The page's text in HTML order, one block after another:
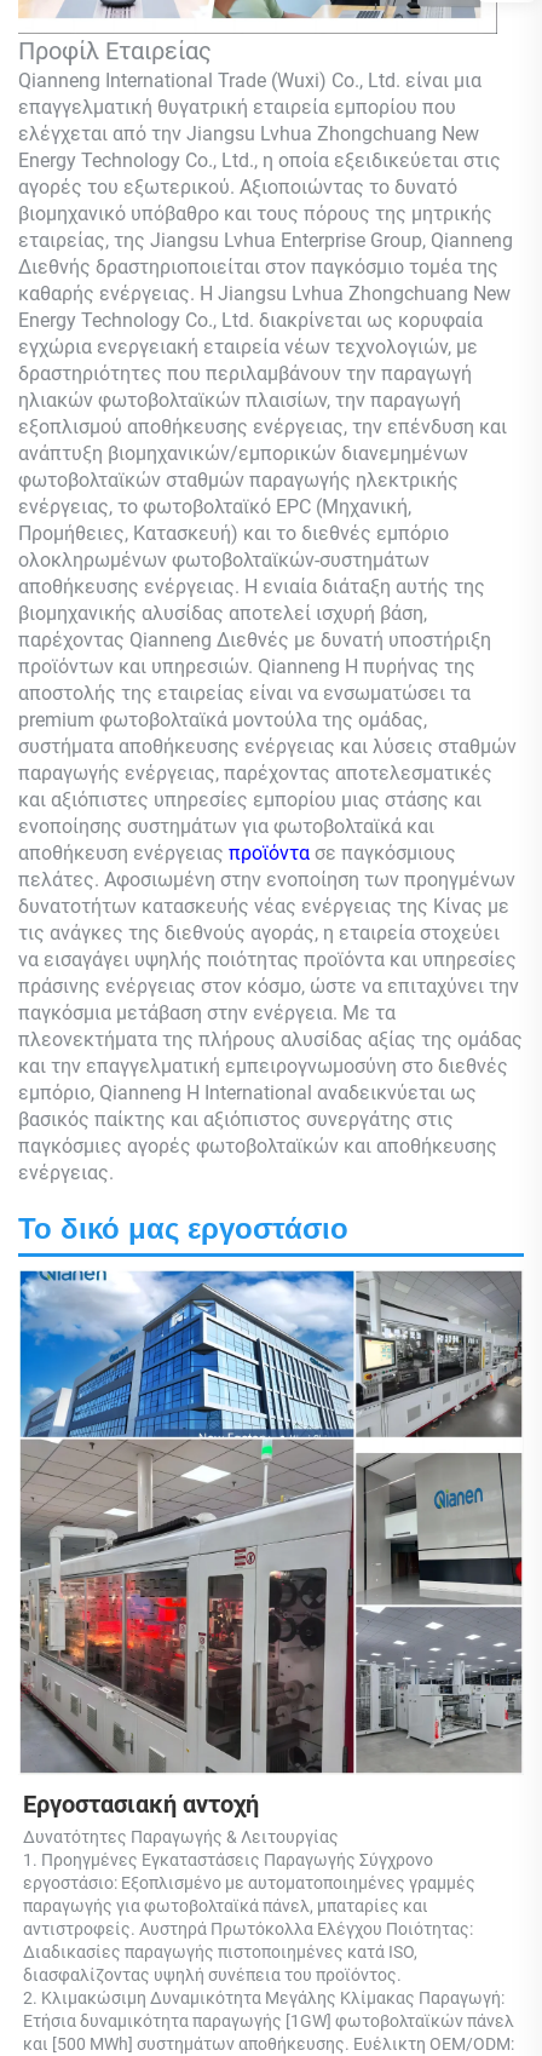
Προφίλ Εταιρείας
Qianneng International Trade (Wuxi) Co., Ltd. είναι μια
επαγγελματική θυγατρική εταιρεία εμπορίου που
ελέγχεται από την Jiangsu Lvhua Zhongchuang New
Energy Technology Co., Ltd., η οποία εξειδικεύεται στις
αγορές του εξωτερικού. Αξιοποιώντας το δυνατό
βιομηχανικό υπόβαθρο και τους πόρους της μητρικής
εταιρείας, της Jiangsu Lvhua Enterprise Group, Qianneng
Διεθνής δραστηριοποιείται στον παγκόσμιο τομέα της
καθαρής ενέργειας. Η Jiangsu Lvhua Zhongchuang New
Energy Technology Co., Ltd. διακρίνεται ως κορυφαία
εγχώρια ενεργειακή εταιρεία νέων τεχνολογιών, με
δραστηριότητες που περιλαμβάνουν την παραγωγή
ηλιακών φωτοβολταϊκών πλαισίων, την παραγωγή
εξοπλισμού αποθήκευσης ενέργειας, την επένδυση και
ανάπτυξη βιομηχανικών/εμπορικών διανεμημένων
φωτοβολταϊκών σταθμών παραγωγής ηλεκτρικής
ενέργειας, το φωτοβολταϊκό EPC (Μηχανική,
Προμήθειες, Κατασκευή) και το διεθνές εμπόριο
ολοκληρωμένων φωτοβολταϊκών-συστημάτων
αποθήκευσης ενέργειας. Η ενιαία διάταξη αυτής της
βιομηχανικής αλυσίδας αποτελεί ισχυρή βάση,
παρέχοντας Qianneng Διεθνές με δυνατή υποστήριξη
προϊόντων και υπηρεσιών. Qianneng Η πυρήνας της
αποστολής της εταιρείας είναι να ενσωματώσει τα
premium φωτοβολταϊκά μοντούλα της ομάδας,
συστήματα αποθήκευσης ενέργειας και λύσεις σταθμών
παραγωγής ενέργειας, παρέχοντας αποτελεσματικές
και αξιόπιστες υπηρεσίες εμπορίου μιας στάσης και
ενοποίησης συστημάτων για φωτοβολταϊκά και
αποθήκευση ενέργειας προϊόντα σε παγκόσμιους
πελάτες. Αφοσιωμένη στην ενοποίηση των προηγμένων
δυνατοτήτων κατασκευής νέας ενέργειας της Κίνας με
τις ανάγκες της διεθνούς αγοράς, η εταιρεία στοχεύει
να εισαγάγει υψηλής ποιότητας προϊόντα και υπηρεσίες
πράσινης ενέργειας στον κόσμο, ώστε να επιταχύνει την
παγκόσμια μετάβαση στην ενέργεια. Με τα
πλεονεκτήματα της πλήρους αλυσίδας αξίας της ομάδας
και την επαγγελματική εμπειρογνωμοσύνη στο διεθνές
εμπόριο, Qianneng Η International αναδεικνύεται ως
βασικός παίκτης και αξιόπιστος συνεργάτης στις
παγκόσμιες αγορές φωτοβολταϊκών και αποθήκευσης
ενέργειας.
Το δικό μας εργοστάσιο
Εργοστασιακή αντοχή
Δυνατότητες Παραγωγής & Λειτουργίας
1. Προηγμένες Εγκαταστάσεις Παραγωγής Σύγχρονο
εργοστάσιο: Εξοπλισμένο με αυτοματοποιημένες γραμμές
παραγωγής για φωτοβολταϊκά πάνελ, μπαταρίες και
αντιστροφείς. Αυστηρά Πρωτόκολλα Ελέγχου Ποιότητας:
Διαδικασίες παραγωγής πιστοποιημένες κατά ISO,
διασφαλίζοντας υψηλή συνέπεια του προϊόντος.
2. Κλιμακώσιμη Δυναμικότητα Μεγάλης Κλίμακας Παραγωγή:
Ετήσια δυναμικότητα παραγωγής [1GW] φωτοβολταϊκών πάνελ
και [500 MWh] συστημάτων αποθήκευσης. Ευέλικτη OEM/ODM: